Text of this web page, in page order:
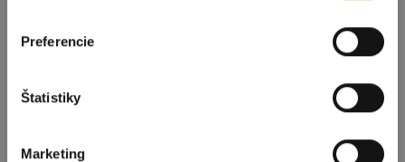
Preferencie
Štatistiky
Marketing
Potvrdiť